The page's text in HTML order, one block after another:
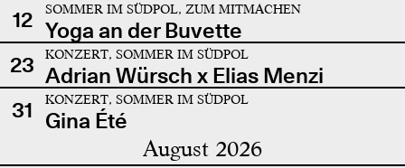
12 SOMMER IM SÜDPOL, ZUM MITMACHEN
Yoga an der Buvette
23
KONZERT, SOMMER IM SÜDPOL
Adrian Würsch x Elias Menzi
31
KONZERT, SOMMER IM SÜDPOL
Gina Été
August 2026